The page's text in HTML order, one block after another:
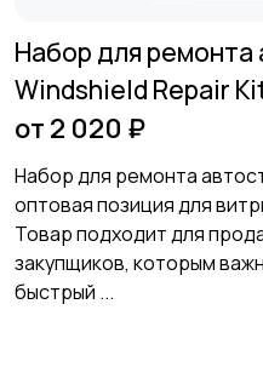
Набор для ремонта
Windshield Repair
от 2 020 ₽
Набор для ремонта
оптовая позиция для
Товар подходит для
закупщиков, которым
быстрый ...